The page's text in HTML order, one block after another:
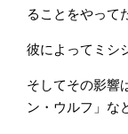
ることをやって
彼によってミシ
そしてその影響
ン・ウルフ」な